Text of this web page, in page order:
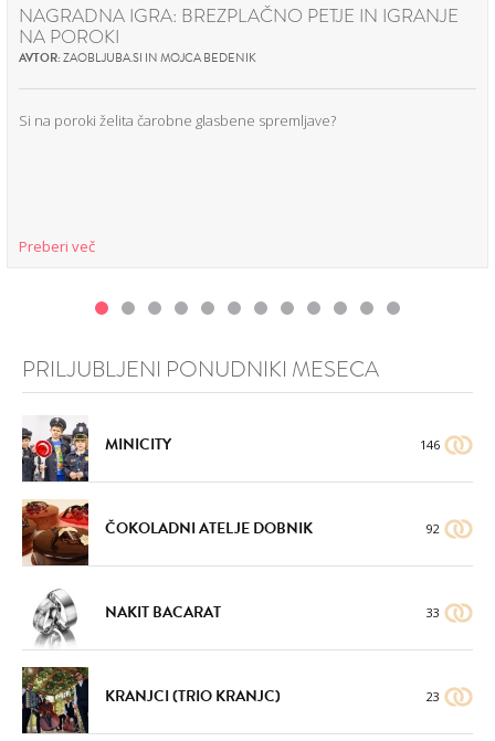
NAGRADNA IGRA: BREZPLAČNO PETJE IN IGRANJE
NA POROKI
AVTOR:ZAOBLJUBA.SI IN MOJCA BEDENIK
Si na poroki želita čarobne glasbene spremljave?
Preberi več
PRILJUBLJENI PONUDNIKI MESECA
MINICITY 146
ČOKOLADNI ATELJE DOBNIK 92
NAKIT BACARAT 33
KRANJCI (TRIO KRANJC) 23